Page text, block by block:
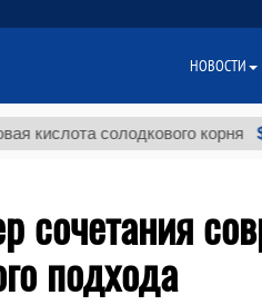
солодкового корня $12935,18
сочетания
подхода
НОВОСТИ